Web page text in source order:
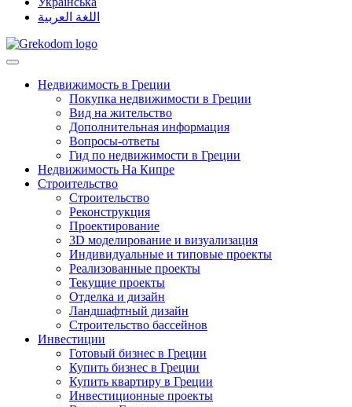
اللغة العربية
Недвижимость в Греции
Покупка недвижимости в Греции
Вид на жительство
Дополнительная информация
Вопросы-ответы
Гид по недвижимости в Греции
Недвижимость На Кипре
Строительство
Строительство
Реконструкция
Проектирование
3D моделирование и визуализация
Индивидуальные и типовые проекты
Реализованные проекты
Текущие проекты
Отделка и дизайн
Ландшафтный дизайн
Строительство бассейнов
Инвестиции
Готовый бизнес в Греции
Купить бизнес в Греции
Купить квартиру в Греции
Инвестиционные проекты